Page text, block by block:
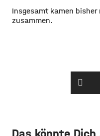
Insgesamt kamen bisher
zusammen.